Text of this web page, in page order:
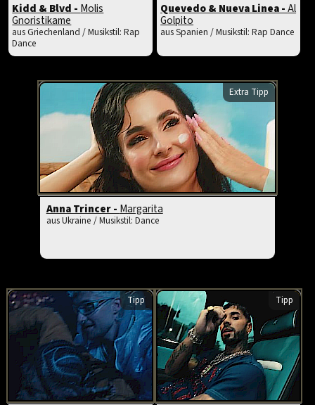
Kidd & Blvd - Molis
Gnoristikame
aus Griechenland / Musikstil: Rap
Dance
Quevedo & Nueva Linea -Al
Golpito
aus Spanien / Musikstil: Rap Dance
Extra Tipp
Anna Trincer - Margarita
aus Ukraine / Musikstil: Dance
Tipp Tipp